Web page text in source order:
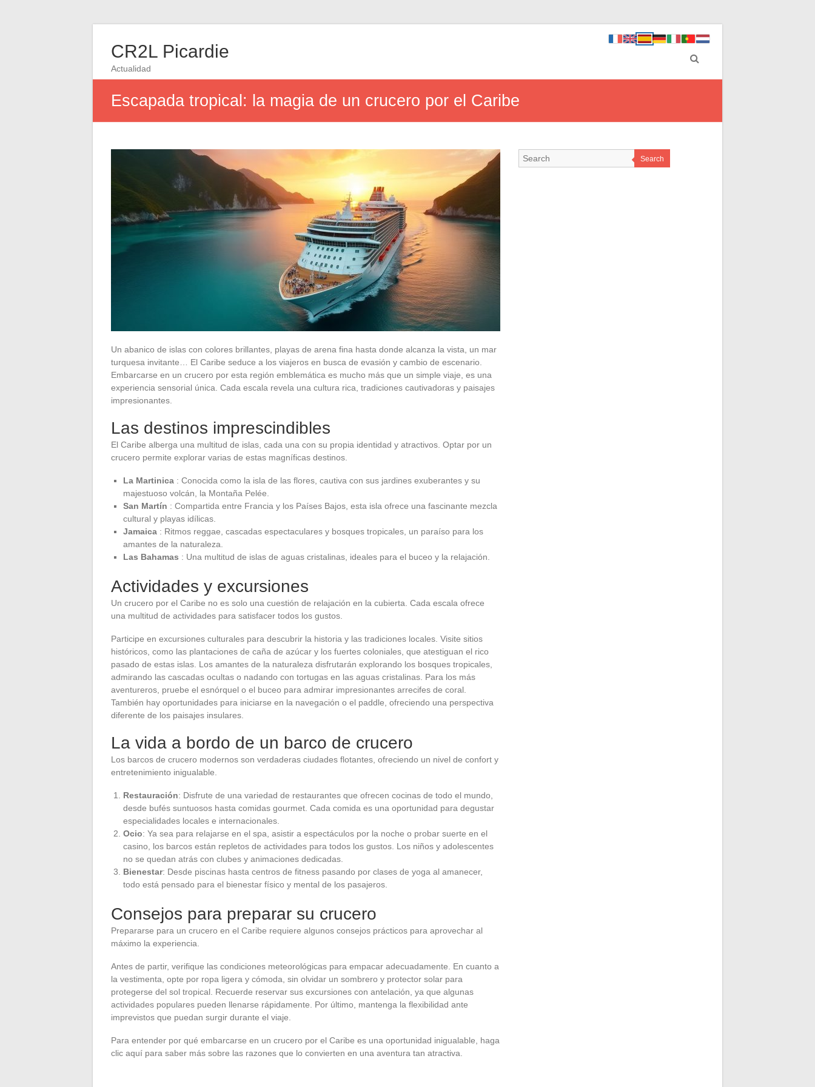
CR2L Picardie
Actualidad
Escapada tropical: la magia de un crucero por el Caribe
Un abanico de islas con colores brillantes, playas de arena fina hasta donde alcanza la vista, un mar
turquesa invitante… El Caribe seduce a los viajeros en busca de evasión y cambio de escenario.
Embarcarse en un crucero por esta región emblemática es mucho más que un simple viaje, es una
experiencia sensorial única. Cada escala revela una cultura rica, tradiciones cautivadoras y paisajes
impresionantes.
Las destinos imprescindibles
El Caribe alberga una multitud de islas, cada una con su propia identidad y atractivos. Optar por un
crucero permite explorar varias de estas magníficas destinos.
La Martinica : Conocida como la isla de las flores, cautiva con sus jardines exuberantes y su
majestuoso volcán, la Montaña Pelée.
San Martín : Compartida entre Francia y los Países Bajos, esta isla ofrece una fascinante mezcla
cultural y playas idílicas.
Jamaica : Ritmos reggae, cascadas espectaculares y bosques tropicales, un paraíso para los
amantes de la naturaleza.
Las Bahamas : Una multitud de islas de aguas cristalinas, ideales para el buceo y la relajación.
Actividades y excursiones
Un crucero por el Caribe no es solo una cuestión de relajación en la cubierta. Cada escala ofrece
una multitud de actividades para satisfacer todos los gustos.
Participe en excursiones culturales para descubrir la historia y las tradiciones locales. Visite sitios
históricos, como las plantaciones de caña de azúcar y los fuertes coloniales, que atestiguan el rico
pasado de estas islas. Los amantes de la naturaleza disfrutarán explorando los bosques tropicales,
admirando las cascadas ocultas o nadando con tortugas en las aguas cristalinas. Para los más
aventureros, pruebe el esnórquel o el buceo para admirar impresionantes arrecifes de coral.
También hay oportunidades para iniciarse en la navegación o el paddle, ofreciendo una perspectiva
diferente de los paisajes insulares.
La vida a bordo de un barco de crucero
Los barcos de crucero modernos son verdaderas ciudades flotantes, ofreciendo un nivel de confort y
entretenimiento inigualable.
Restauración: Disfrute de una variedad de restaurantes que ofrecen cocinas de todo el mundo,
desde bufés suntuosos hasta comidas gourmet. Cada comida es una oportunidad para degustar
especialidades locales e internacionales.
Ocio: Ya sea para relajarse en el spa, asistir a espectáculos por la noche o probar suerte en el
casino, los barcos están repletos de actividades para todos los gustos. Los niños y adolescentes
no se quedan atrás con clubes y animaciones dedicadas.
Bienestar: Desde piscinas hasta centros de fitness pasando por clases de yoga al amanecer,
todo está pensado para el bienestar físico y mental de los pasajeros.
Consejos para preparar su crucero
Prepararse para un crucero en el Caribe requiere algunos consejos prácticos para aprovechar al
máximo la experiencia.
Antes de partir, verifique las condiciones meteorológicas para empacar adecuadamente. En cuanto a
la vestimenta, opte por ropa ligera y cómoda, sin olvidar un sombrero y protector solar para
protegerse del sol tropical. Recuerde reservar sus excursiones con antelación, ya que algunas
actividades populares pueden llenarse rápidamente. Por último, mantenga la flexibilidad ante
imprevistos que puedan surgir durante el viaje.
Para entender por qué embarcarse en un crucero por el Caribe es una oportunidad inigualable, haga
clic aquí para saber más sobre las razones que lo convierten en una aventura tan atractiva.
Search